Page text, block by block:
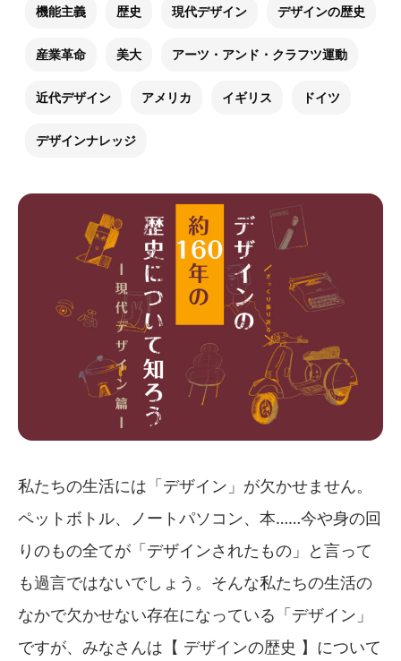
機能主義 歴史 現代デザイン デザインの歴史
産業革命 美大 アーツ・アンド・クラフツ運動
近代デザイン アメリカ イギリス ドイツ
デザインナレッジ
私たちの生活には「デザイン」が欠かせません。
ペットボトル、ノートパソコン、本……今や身の回
りのもの全てが「デザインされたもの」と言って
も過言ではないでしょう。そんな私たちの生活の
なかで欠かせない存在になっている「デザイン」
ですが、みなさんは【 デザインの歴史 】について